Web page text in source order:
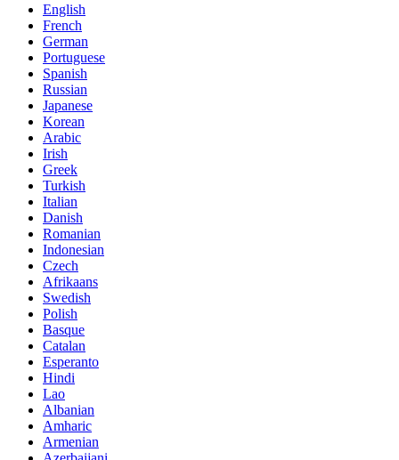
English
French
German
Portuguese
Spanish
Russian
Japanese
Korean
Arabic
Irish
Greek
Turkish
Italian
Danish
Romanian
Indonesian
Czech
Afrikaans
Swedish
Polish
Basque
Catalan
Esperanto
Hindi
Lao
Albanian
Amharic
Armenian